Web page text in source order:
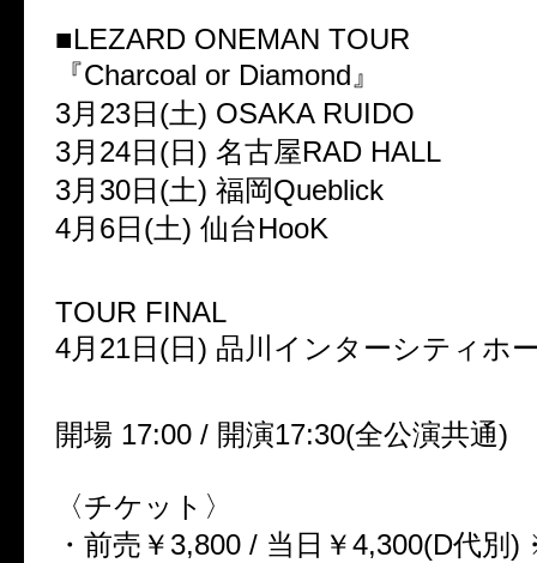
■LEZARD ONEMAN TOUR
『Charcoal or Diamond』
3月23日(土) OSAKA RUIDO
3月24日(日) 名古屋RAD HALL
3月30日(土) 福岡Queblick
4月6日(土) 仙台HooK
TOUR FINAL
4月21日(日) 品川インターシティホ
開場 17:00 / 開演17:30(全公演共通)
〈チケット〉
・前売￥3,800 / 当日￥4,300(D代別